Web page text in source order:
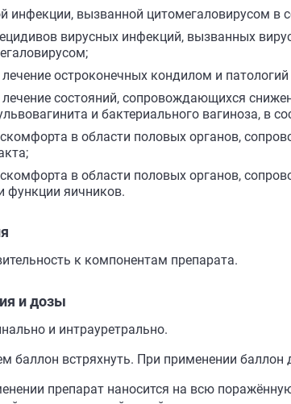
инфекции, вызванной цитомегаловирусом в
вирусных инфекций, вызванных
остроконечных кондилом и
состояний, сопровождающихся
и бактериального вагиноза, в
в области половых органов,
в области половых органов,
функции яичников.
к компонентам препарата.
и дозы
и интрауретрально.
баллон встряхнуть. При применении
препарат наносится на всю